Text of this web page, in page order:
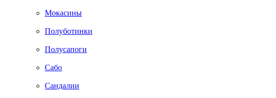
Мокасины
Полуботинки
Полусапоги
Сабо
Сандалии